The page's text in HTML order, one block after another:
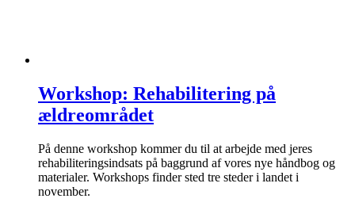
Workshop: Rehabilitering på
ældreområdet
På denne workshop kommer du til at arbejde med jeres
rehabiliteringsindsats på baggrund af vores nye håndbog og
materialer. Workshops finder sted tre steder i landet i
november.